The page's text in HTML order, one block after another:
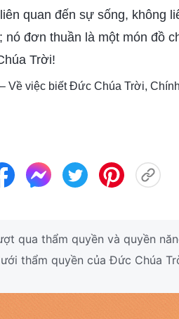
quan đến sự sống, không
nó đơn thuần là một món đồ
Trời!
Về việc biết Đức Chúa Trời,
qua thẩm quyền và quyền
thẩm quyền của Đức Chúa